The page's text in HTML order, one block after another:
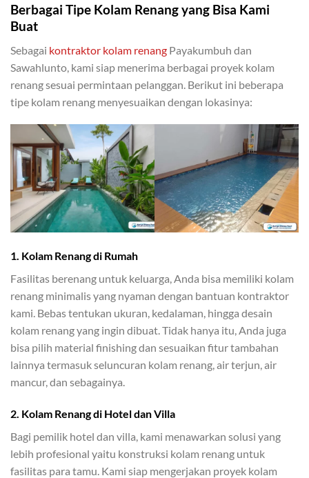
Berbagai Tipe Kolam Renang yang Bisa Kami
Buat
Sebagai kontraktor kolam renang Payakumbuh dan
Sawahlunto, kami siap menerima berbagai proyek kolam
renang sesuai permintaan pelanggan. Berikut ini beberapa
tipe kolam renang menyesuaikan dengan lokasinya:
1. Kolam Renang di Rumah
Fasilitas berenang untuk keluarga, Anda bisa memiliki kolam
renang minimalis yang nyaman dengan bantuan kontraktor
kami. Bebas tentukan ukuran, kedalaman, hingga desain
kolam renang yang ingin dibuat. Tidak hanya itu, Anda juga
bisa pilih material finishing dan sesuaikan fitur tambahan
lainnya termasuk seluncuran kolam renang, air terjun, air
mancur, dan sebagainya.
2. Kolam Renang di Hotel dan Villa
Bagi pemilik hotel dan villa, kami menawarkan solusi yang
lebih profesional yaitu konstruksi kolam renang untuk
fasilitas para tamu. Kami siap mengerjakan proyek kolam